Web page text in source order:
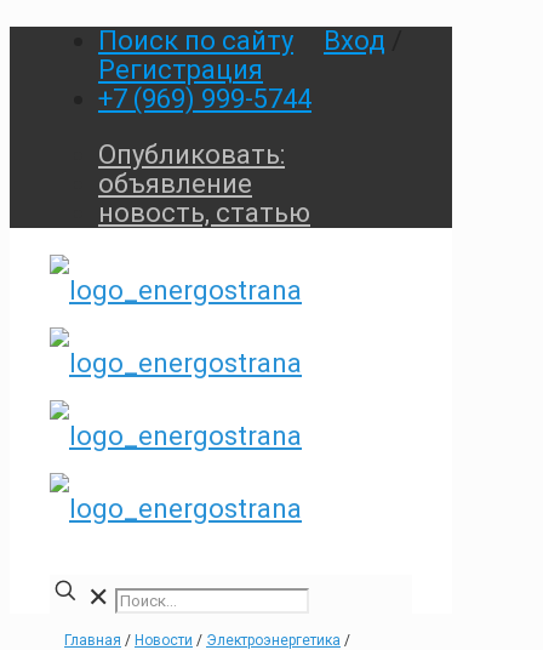
Поиск по сайту Вход
Регистрация
+7 (969) 999-5744
Опубликовать:
объявление
новость, статью
✕
Главная / Новости / Электроэнергетика /